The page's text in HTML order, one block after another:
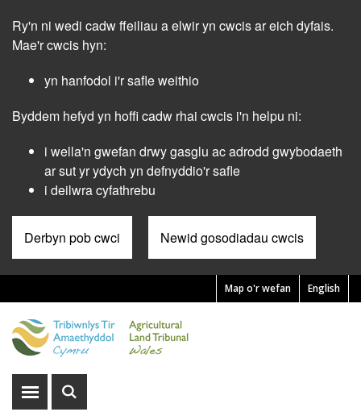
main
Ry'n ni wedi cadw ffeiliau a elwir yn cwcis ar eich dyfais.
Mae'r cwcis hyn:
yn hanfodol i'r safle weithio
Byddem hefyd yn hoffi cadw rhai cwcis i'n helpu ni:
i wella'n gwefan drwy gasglu ac adrodd gwybodaeth
ar sut yr ydych yn defnyddio'r safle
i deilwra cyfathrebu
Derbyn pob cwci Newid gosodiadau cwcis
English
Pre
Header
Menu
Map o'r wefan
DangosDangos